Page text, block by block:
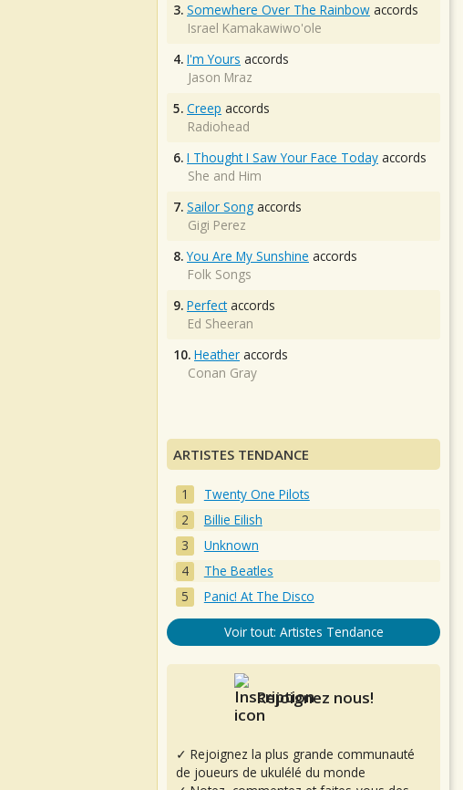
3. Somewhere Over The Rainbow accords
Israel Kamakawiwo'ole
4. I'm Yours accords
Jason Mraz
5. Creep accords
Radiohead
6. I Thought I Saw Your Face Today accords
She and Him
7. Sailor Song accords
Gigi Perez
8. You Are My Sunshine accords
Folk Songs
9. Perfectaccords
Ed Sheeran
10. Heather accords
Conan Gray
ARTISTES TENDANCE
Twenty One Pilots
Billie Eilish
Unknown
The Beatles
Panic! At The Disco
Voir tout: Artistes Tendance
Rejoignez nous!
✓ Rejoignez la plus grande communauté
de joueurs de ukulélé du monde